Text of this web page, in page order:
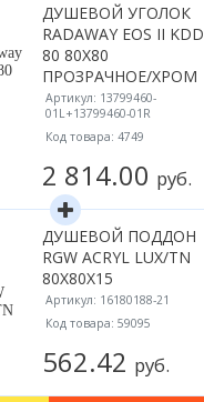
ДУШЕВОЙ УГОЛОК
RADAWAY EOS II KDD
80 80Х80
ПРОЗРАЧНОЕ/ХРОМ
Артикул: 13799460-
01L+13799460-01R
Код товара: 4749
2 814.00 руб.
ДУШЕВОЙ ПОДДОН
RGW ACRYL LUX/TN
80Х80X15
Артикул: 16180188-21
Код товара: 59095
562.42 руб.